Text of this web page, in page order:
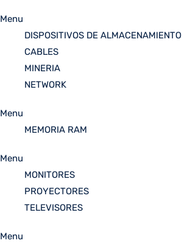
Menu
DISPOSITIVOS DE ALMACENAMIENTO
CABLES
MINERIA
NETWORK
Menu
MEMORIA RAM
Menu
MONITORES
PROYECTORES
TELEVISORES
Menu